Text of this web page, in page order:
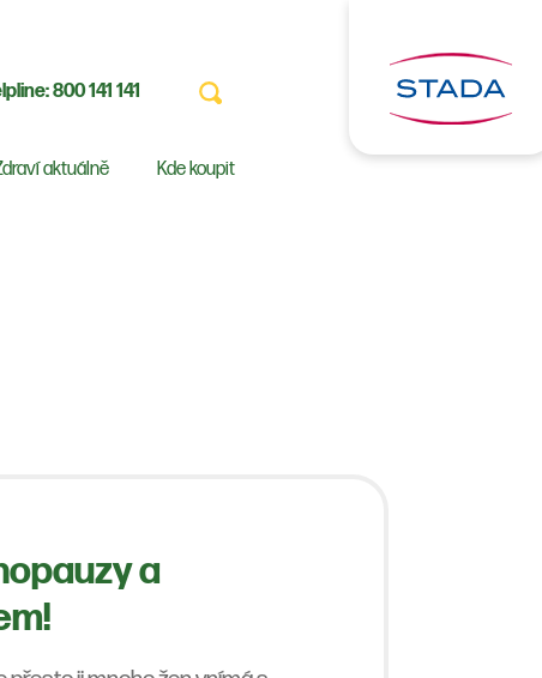
800 141 141
aktuálně Kde koupit
a